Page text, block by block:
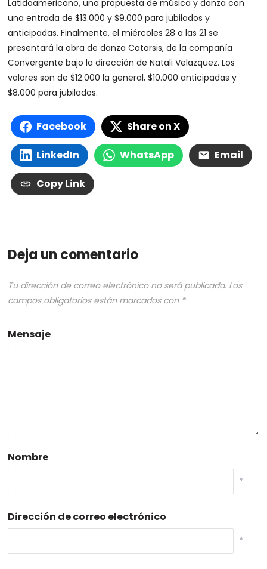
Latidoamericano, una propuesta de música y danza con
una entrada de $13.000 y $9.000 para jubilados y
anticipadas. Finalmente, el miércoles 28 a las 21 se
presentará la obra de danza Catarsis, de la compañía
Convergente bajo la dirección de Natali Velazquez. Los
valores son de $12.000 la general, $10.000 anticipadas y
$8.000 para jubilados.
Facebook Share on X
LinkedIn WhatsApp Email
Copy Link
Deja un comentario
Tu dirección de correo electrónico no será publicada. Los
campos obligatorios están marcados con *
Mensaje
Nombre
*
Dirección de correo electrónico
*